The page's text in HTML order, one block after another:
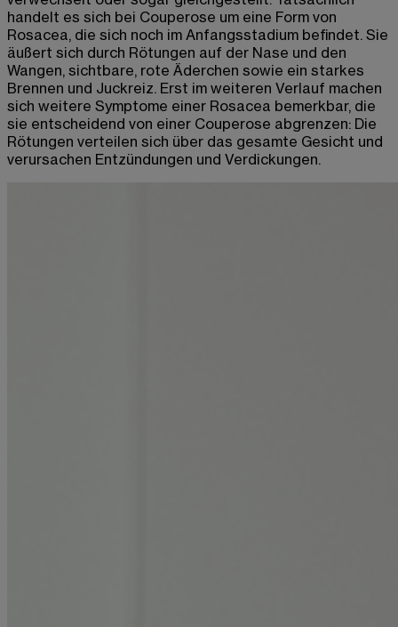
handelt es sich bei Couperose um eine Form von
Rosacea, die sich noch im Anfangsstadium befindet. Sie
äußert sich durch Rötungen auf der Nase und den
Wangen, sichtbare, rote Äderchen sowie ein starkes
Brennen und Juckreiz. Erst im weiteren Verlauf machen
sich weitere Symptome einer Rosacea bemerkbar, die
sie entscheidend von einer Couperose abgrenzen: Die
Rötungen verteilen sich über das gesamte Gesicht und
verursachen Entzündungen und Verdickungen.